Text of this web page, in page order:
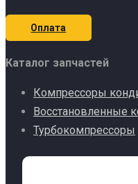
Оплата
Каталог запчастей
Компрессоры
Восстановленные
Турбокомпрессоры